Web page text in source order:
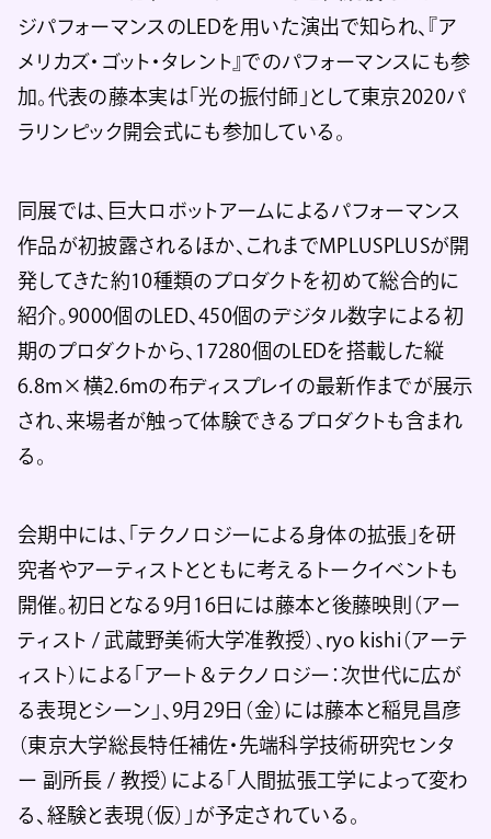
ジパフォーマンスのLEDを用いた演出で知られ、『ア
メリカズ・ゴット・タレント』でのパフォーマンスにも参
加。代表の藤本実は「光の振付師」として東京2020パ
ラリンピック開会式にも参加している。
同展では、巨大ロボットアームによるパフォーマンス
作品が初披露されるほか、これまでMPLUSPLUSが開
発してきた約10種類のプロダクトを初めて総合的に
紹介。9000個のLED、450個のデジタル数字による初
期のプロダクトから、17280個のLEDを搭載した縦
6.8m×横2.6mの布ディスプレイの最新作までが展示
され、来場者が触って体験できるプロダクトも含まれ
る。
会期中には、「テクノロジーによる身体の拡張」を研
究者やアーティストとともに考えるトークイベントも
開催。初日となる9月16日には藤本と後藤映則（アー
ティスト / 武蔵野美術大学准教授）、ryo kishi（アーテ
ィスト）による「アート＆テクノロジー：次世代に広が
る表現とシーン」、9月29日（金）には藤本と稲見昌彦
（東京大学総長特任補佐・先端科学技術研究センタ
ー 副所長 / 教授）による「人間拡張工学によって変わ
る、経験と表現（仮）」が予定されている。